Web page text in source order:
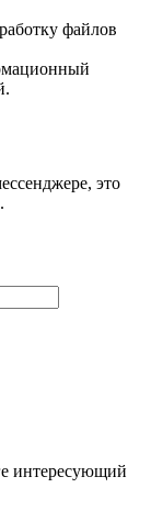
файлов
это
интересующий